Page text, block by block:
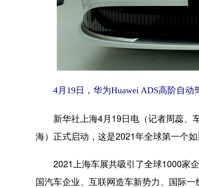
4月19日，华为Huawei ADS高阶自动
新华社上海4月19日电（记者周蕊、
海）正式启动，这是2021年全球第一个如
2021上海车展共吸引了全球1000家企
国汽车企业、互联网造车新势力、国际一